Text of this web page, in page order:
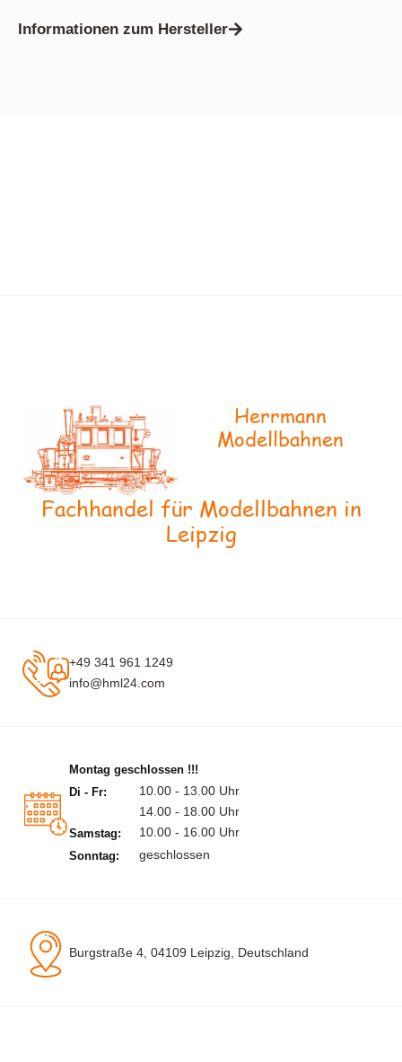
Informationen zum Hersteller
Herrmann
Modellbahnen
Fachhandel für Modellbahnen in
Leipzig
+49 341 961 1249
info@hml24.com
Montag geschlossen !!!
Di - Fr:
10.00 - 13.00 Uhr
14.00 - 18.00 Uhr
Samstag: 10.00 - 16.00 Uhr
Sonntag: geschlossen
Burgstraße 4, 04109 Leipzig, Deutschland